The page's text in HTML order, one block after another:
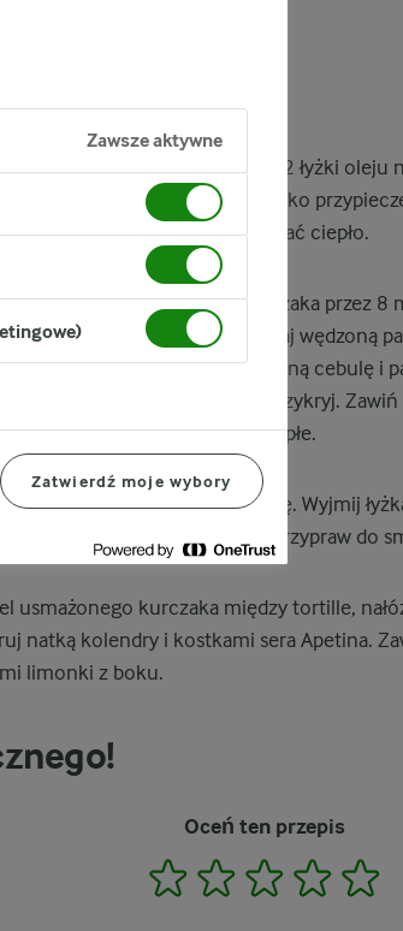
piekarnik do 170°C. Rozgrzej 2 łyżki oleju
i smaż przez 8 minut, aż się lekko
folią aluminiową, żeby zatrzymać ciepło.
resztę oleju i smaż paski kurczaka przez 8
w połowie smażenia. Dodaj wędzoną
przez 30 sekund. Dodaj usmażoną cebulę i
przez minutę, zdejmij z ognia i przykryj.
5 minut, aż się staną się ciepłe.
awokado na pół i wyjmij pestkę. Wyjmij
z sokiem z jednej limonki. Przypraw do
usmażonego kurczaka między tortille,
natką kolendry i kostkami sera Apetina.
limonki z boku.
Oceń ten przepis
1 2 3 4
Zawsze aktywne
Zatwierdź moje wybory